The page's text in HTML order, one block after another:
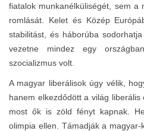
fiatalok munkanélküliségét, sem a
romlását. Kelet és Közép
stabilitást, és háborúba
vezetne mindez egy
szocializmus volt.
A magyar liberálisok úgy vélik,
hanem elkezdődött a világ
most ők is zöld fényt kapnak.
olimpia ellen. Támadják a magyar-